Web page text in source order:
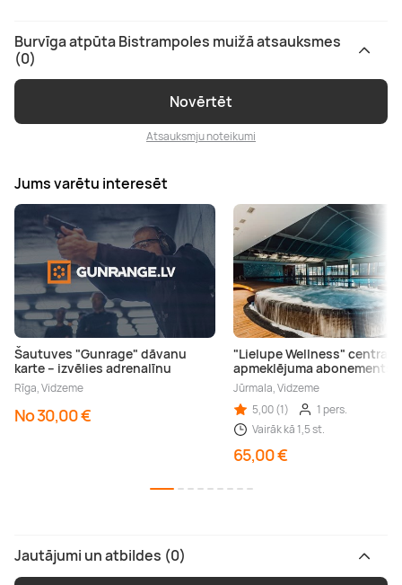
Burvīga atpūta Bistrampoles muižā atsauksmes
(0)
Novērtēt
Atsauksmju noteikumi
Jums varētu interesēt
Šautuves "Gunrage" dāvanu
karte – izvēlies adrenalīnu
Rīga, Vidzeme
No 30,00 €
"Lielupe Wellness" centra
apmeklējuma abonements
Jūrmala, Vidzeme
5,00 (1)
1 pers.
Vairāk kā 1,5 st.
65,00 €
Jautājumi un atbildes (0)